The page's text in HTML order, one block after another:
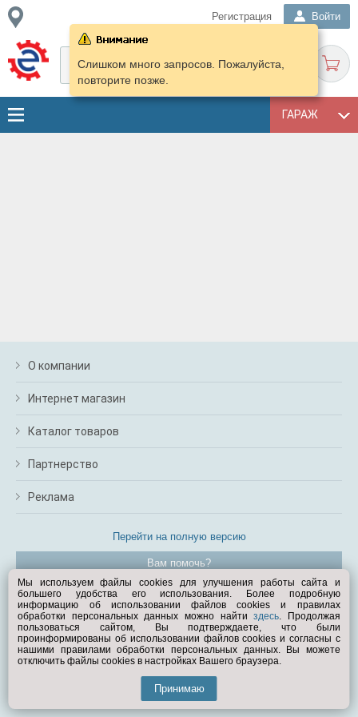
Регистрация Войти
ГАРАЖ
Слишком много запросов. Пожалуйста,
повторите позже.
О компании
Интернет магазин
Каталог товаров
Партнерство
Реклама
Перейти на полную версию
Вам помочь?
© Exist.ru 1998—2026
Мы используем файлы cookies для улучшения работы сайта и
большего удобства его использования. Более подробную
информацию об использовании файлов cookies и правилах
обработки персональных данных можно найтиздесь. Продолжая
пользоваться сайтом, Вы подтверждаете, что были
проинформированы об использовании файлов cookies и согласны с
нашими правилами обработки персональных данных. Вы можете
отключить файлы cookies в настройках Вашего браузера.
Принимаю